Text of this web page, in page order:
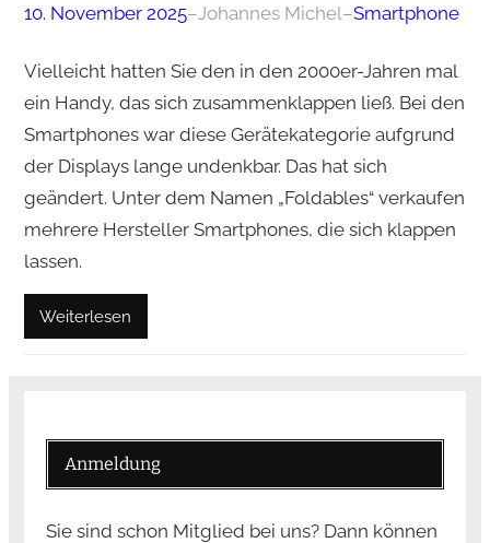
10. November 2025–Johannes Michel–Smartphone
Vielleicht hatten Sie den in den 2000er-Jahren mal
ein Handy, das sich zusammenklappen ließ. Bei den
Smartphones war diese Gerätekategorie aufgrund
der Displays lange undenkbar. Das hat sich
geändert. Unter dem Namen „Foldables“ verkaufen
mehrere Hersteller Smartphones, die sich klappen
lassen.
Weiterlesen
Anmeldung
Sie sind schon Mitglied bei uns? Dann können